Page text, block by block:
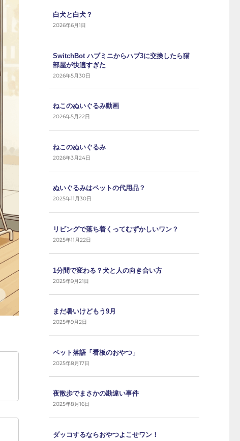
白犬と白犬？
2026年6月1日
SwitchBot ハブミニからハブ3に交換したら猫
部屋が快適すぎた
2026年5月30日
ねこのぬいぐるみ動画
2026年5月22日
ねこのぬいぐるみ
2026年3月24日
ぬいぐるみはペットの代用品？
2025年11月30日
リビングで落ち着くってむずかしいワン？
2025年11月22日
1分間で変わる？犬と人の向き合い方
2025年9月21日
まだ暑いけどもう9月
2025年9月2日
ペット落語「看板のおやつ」
2025年8月17日
夜散歩でまさかの勘違い事件
2025年8月16日
ダッコするならおやつよこせワン！